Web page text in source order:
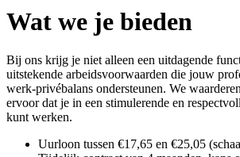
Wat we je bieden
Bij ons krijg je niet alleen een uitdagende
uitstekende arbeidsvoorwaarden die jouw
werk-privébalans ondersteunen. We
ervoor dat je in een stimulerende en
kunt werken.
Uurloon tussen €17,65 en €25,05